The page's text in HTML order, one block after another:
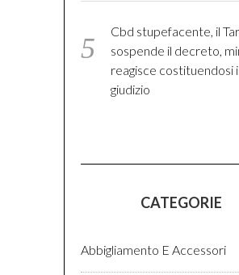
Cbd stupefacente, il Tar
sospende il decreto,
reagisce costituendosi
giudizio
CATEGORIE
Abbigliamento E Accessori